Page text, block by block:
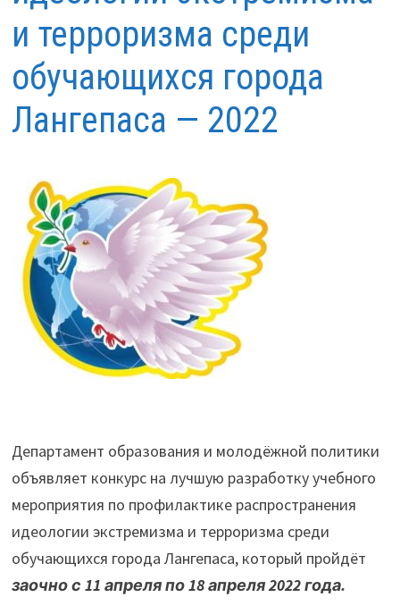
и терроризма среди
обучающихся города
Лангепаса — 2022
Департамент образования и молодёжной политики
объявляет конкурс на лучшую разработку учебного
мероприятия по профилактике распространения
идеологии экстремизма и терроризма среди
обучающихся города Лангепаса, который пройдёт
заочно с 11 апреля по 18 апреля 2022 года.